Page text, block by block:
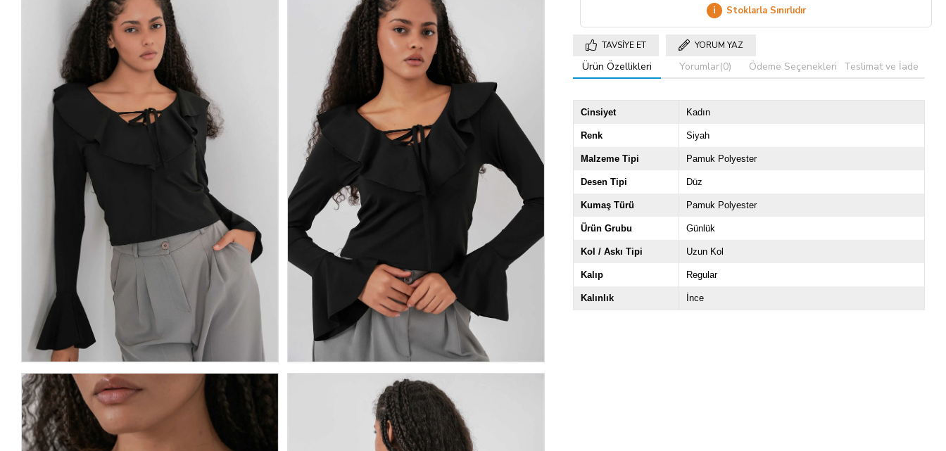
i Stoklarla Sınırlıdır
TAVSIYE ET YORUM YAZ
Ürün Özellikleri Yorumlar(0) Ödeme Seçenekleri Teslimat ve İade
Cinsiyet Kadın
Renk Siyah
Malzeme Tipi Pamuk Polyester
Desen Tipi Düz
Kumaş Türü Pamuk Polyester
Ürün Grubu Günlük
Kol / Askı Tipi Uzun Kol
Kalıp Regular
Kalınlık İnce